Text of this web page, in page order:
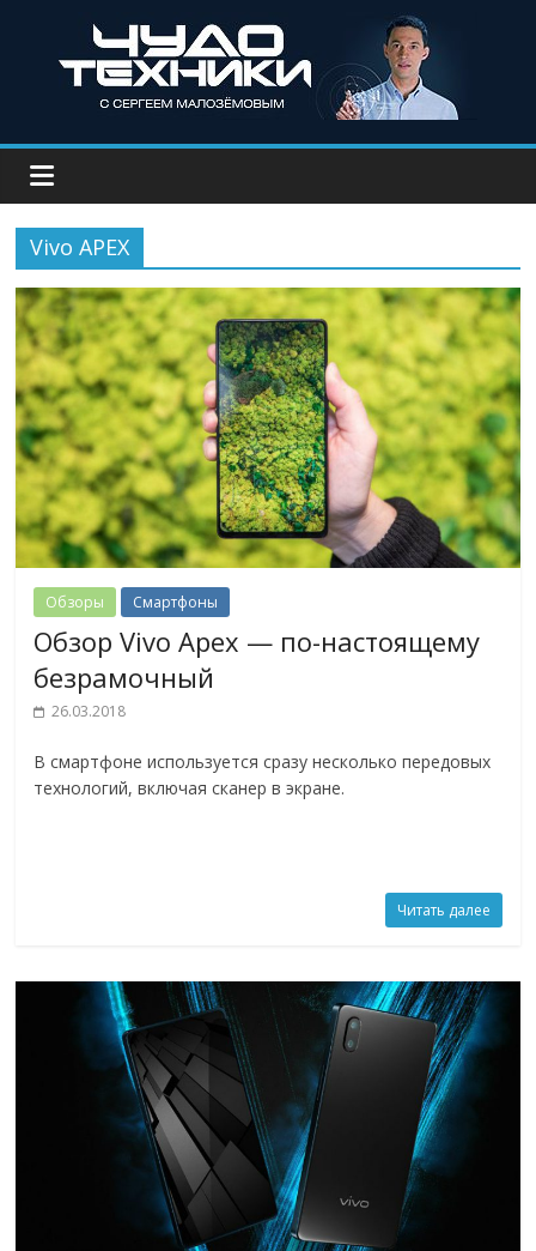
Vivo APEX
Обзоры Смартфоны
Обзор Vivo Apex — по-настоящему
безрамочный
26.03.2018
В смартфоне используется сразу несколько передовых
технологий, включая сканер в экране.
Читать далее